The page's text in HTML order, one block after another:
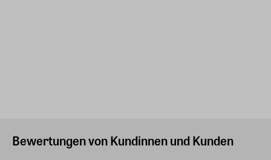
Bewertungen von Kundinnen und Kunden